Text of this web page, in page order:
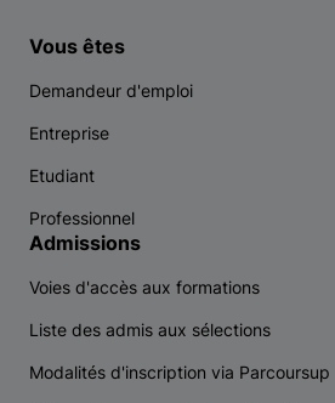
Vous êtes
Demandeur d'emploi
Entreprise
Etudiant
Professionnel
Admissions
Voies d'accès aux formations
Liste des admis aux sélections
Modalités d'inscription via Parcoursup